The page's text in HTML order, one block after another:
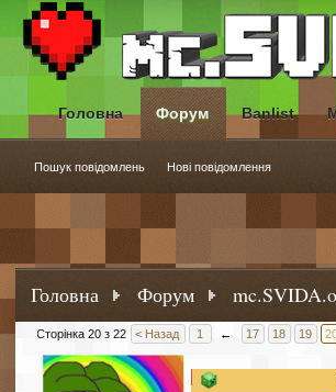
Головна Форум
Сторінка 20 з 22 < Назад 1 ← 17 18 19
Головна Форум
Пошук повідомлень Нові повідомлення
Banlist